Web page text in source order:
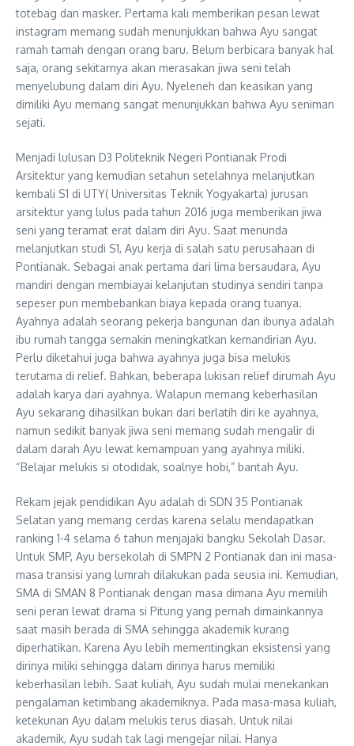
totebag dan masker. Pertama kali memberikan pesan lewat
instagram memang sudah menunjukkan bahwa Ayu sangat
ramah tamah dengan orang baru. Belum berbicara banyak hal
saja, orang sekitarnya akan merasakan jiwa seni telah
menyelubung dalam diri Ayu. Nyeleneh dan keasikan yang
dimiliki Ayu memang sangat menunjukkan bahwa Ayu seniman
sejati.
Menjadi lulusan D3 Politeknik Negeri Pontianak Prodi
Arsitektur yang kemudian setahun setelahnya melanjutkan
kembali S1 di UTY( Universitas Teknik Yogyakarta) jurusan
arsitektur yang lulus pada tahun 2016 juga memberikan jiwa
seni yang teramat erat dalam diri Ayu. Saat menunda
melanjutkan studi S1, Ayu kerja di salah satu perusahaan di
Pontianak. Sebagai anak pertama dari lima bersaudara, Ayu
mandiri dengan membiayai kelanjutan studinya sendiri tanpa
sepeser pun membebankan biaya kepada orang tuanya.
Ayahnya adalah seorang pekerja bangunan dan ibunya adalah
ibu rumah tangga semakin meningkatkan kemandirian Ayu.
Perlu diketahui juga bahwa ayahnya juga bisa melukis
terutama di relief. Bahkan, beberapa lukisan relief dirumah Ayu
adalah karya dari ayahnya. Walapun memang keberhasilan
Ayu sekarang dihasilkan bukan dari berlatih diri ke ayahnya,
namun sedikit banyak jiwa seni memang sudah mengalir di
dalam darah Ayu lewat kemampuan yang ayahnya miliki.
“Belajar melukis si otodidak, soalnye hobi,” bantah Ayu.
Rekam jejak pendidikan Ayu adalah di SDN 35 Pontianak
Selatan yang memang cerdas karena selalu mendapatkan
ranking 1-4 selama 6 tahun menjajaki bangku Sekolah Dasar.
Untuk SMP, Ayu bersekolah di SMPN 2 Pontianak dan ini masa-
masa transisi yang lumrah dilakukan pada seusia ini. Kemudian,
SMA di SMAN 8 Pontianak dengan masa dimana Ayu memilih
seni peran lewat drama si Pitung yang pernah dimainkannya
saat masih berada di SMA sehingga akademik kurang
diperhatikan. Karena Ayu lebih mementingkan eksistensi yang
dirinya miliki sehingga dalam dirinya harus memiliki
keberhasilan lebih. Saat kuliah, Ayu sudah mulai menekankan
pengalaman ketimbang akademiknya. Pada masa-masa kuliah,
ketekunan Ayu dalam melukis terus diasah. Untuk nilai
akademik, Ayu sudah tak lagi mengejar nilai. Hanya